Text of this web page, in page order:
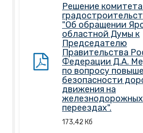
Решение
"Об обращении
областной Думы к
Председателю
Правительства
Федерации Д.А.
по вопросу
безопасности
движения на
железнодорожных
переездах".
173,42 Кб